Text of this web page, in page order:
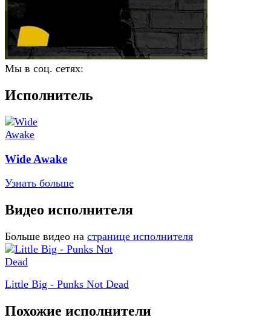
Мы в соц. сетях:
Исполнитель
Wide Awake
Узнать больше
Видео исполнителя
Больше видео на странице исполнителя
Little Big - Punks Not Dead
Похожие исполнители